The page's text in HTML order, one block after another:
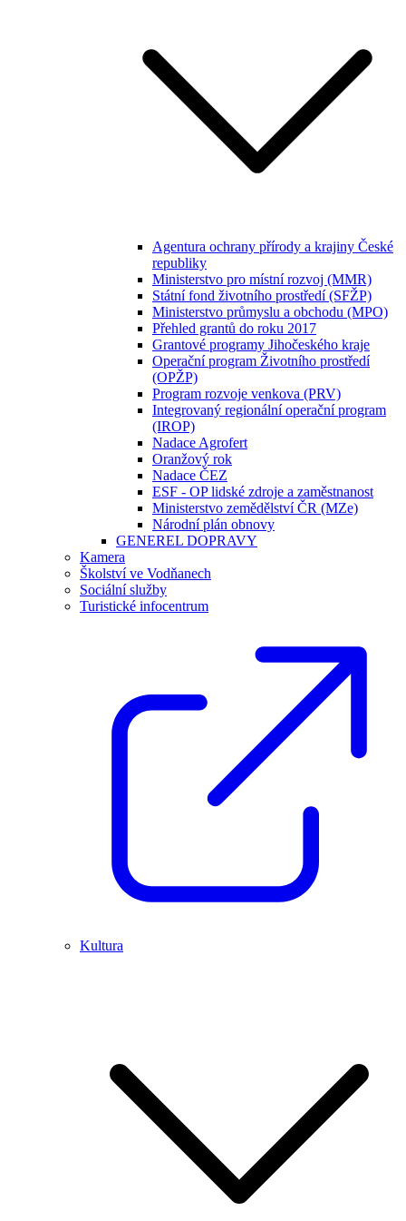
Agentura ochrany přírody a krajiny České
republiky
Ministerstvo pro místní rozvoj (MMR)
Státní fond životního prostředí (SFŽP)
Ministerstvo průmyslu a obchodu (MPO)
Přehled grantů do roku 2017
Grantové programy Jihočeského kraje
Operační program Životního prostředí
(OPŽP)
Program rozvoje venkova (PRV)
Integrovaný regionální operační program
(IROP)
Nadace Agrofert
Oranžový rok
Nadace ČEZ
ESF - OP lidské zdroje a zaměstnanost
Ministerstvo zemědělství ČR (MZe)
Národní plán obnovy
GENEREL DOPRAVY
Kamera
Školství ve Vodňanech
Sociální služby
Turistické infocentrum
Kultura